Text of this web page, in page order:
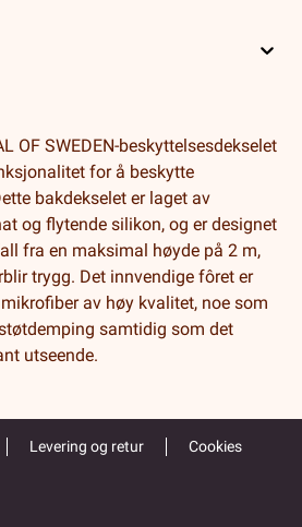
OF SWEDEN-beskyttelsesdekselet
for å beskytte
bakdekselet er laget av
og flytende silikon, og er designet
fra en maksimal høyde på 2 m,
trygg. Det innvendige fôret er
av høy kvalitet, noe som
samtidig som det
utseende.
Levering og retur Cookies